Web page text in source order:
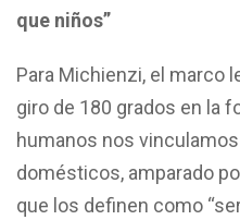
que niños”
Para Michienzi, el marco
giro de 180 grados en la
humanos nos
domésticos, amparado
que los definen como